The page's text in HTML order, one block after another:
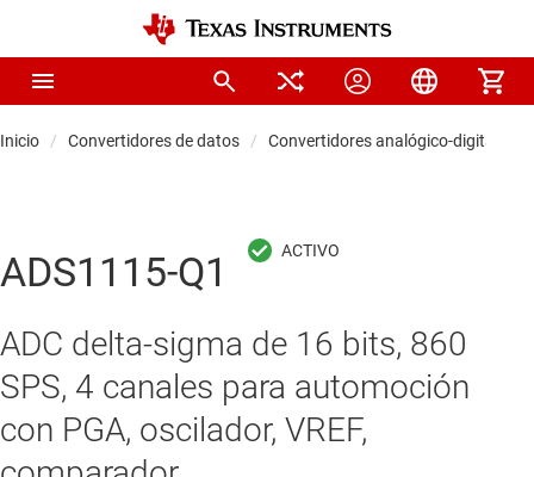
Inicio Convertidores de datos Convertidores analógico-digitales
ADS1115-Q1
ADC delta-sigma de 16 bits, 860
SPS, 4 canales para automoción
con PGA, oscilador, VREF,